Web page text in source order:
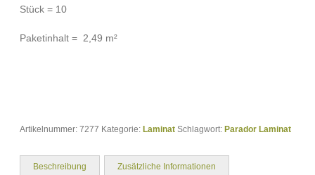
Stück = 10
Paketinhalt = 2,49 m²
Artikelnummer: 7277 Kategorie: Laminat Schlagwort: Parador Laminat
Beschreibung Zusätzliche Informationen